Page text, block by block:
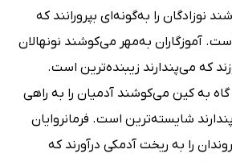
نوزادگان را به‌گونه‌ای بپرورانند که
آموزگاران به‌مهر می‌کوشند نونهالان
که می‌پندارند زیبنده‌ترین است.
به کین می‌کوشند آدمیان را به راهی
شایسته‌ترین است. فرمانروایان
را به ریخت آدمکی درآورند که